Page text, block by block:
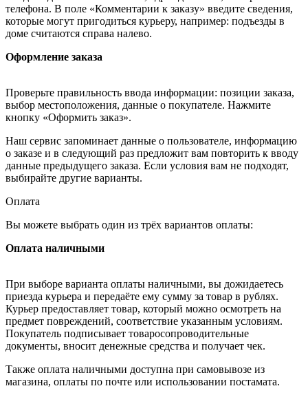
телефона. В поле «Комментарии к заказу» введите сведения,
которые могут пригодиться курьеру, например: подъезды в
доме считаются справа налево.
Оформление заказа
Проверьте правильность ввода информации: позиции заказа,
выбор местоположения, данные о покупателе. Нажмите
кнопку «Оформить заказ».
Наш сервис запоминает данные о пользователе, информацию
о заказе и в следующий раз предложит вам повторить к вводу
данные предыдущего заказа. Если условия вам не подходят,
выбирайте другие варианты.
Оплата
Вы можете выбрать один из трёх вариантов оплаты:
Оплата наличными
При выборе варианта оплаты наличными, вы дожидаетесь
приезда курьера и передаёте ему сумму за товар в рублях.
Курьер предоставляет товар, который можно осмотреть на
предмет повреждений, соответствие указанным условиям.
Покупатель подписывает товаросопроводительные
документы, вносит денежные средства и получает чек.
Также оплата наличными доступна при самовывозе из
магазина, оплаты по почте или использовании постамата.